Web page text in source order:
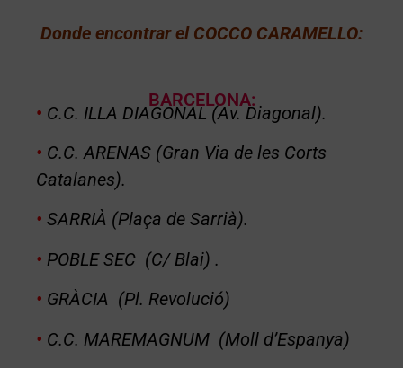
Donde encontrar el COCCO CARAMELLO:
BARCELONA:
• C.C. ILLA DIAGONAL (Av. Diagonal).
• C.C. ARENAS (Gran Via de les Corts
Catalanes).
• SARRIÀ (Plaça de Sarrià).
• POBLE SEC (C/ Blai) .
• GRÀCIA (Pl. Revolució)
• C.C. MAREMAGNUM (Moll d’Espanya)